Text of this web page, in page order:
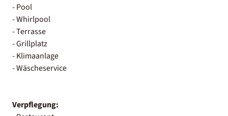
- Pool
- Whirlpool
- Terrasse
- Grillplatz
- Klimaanlage
- Wäscheservice
Verpflegung: